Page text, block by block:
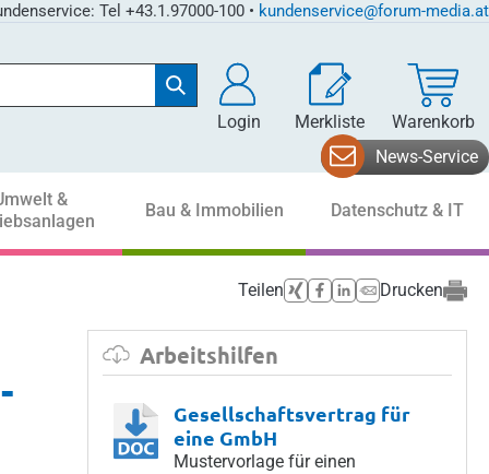
Tel +43.1.97000-100 • kundenservice@forum-media.at
Login Merkliste Warenkorb
News-Service
&
Bau & Immobilien Datenschutz & IT
Teilen Drucken
Arbeitshilfen
Gesellschaftsvertrag für
eine GmbH
Mustervorlage für einen